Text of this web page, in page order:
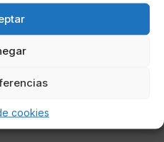
cookies
para iOS en la Unión